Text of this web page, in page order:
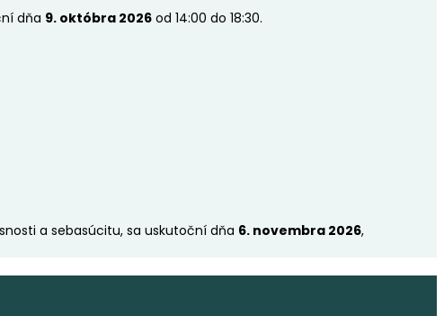
dňa 9. októbra 2026od 14:00 do 18:30.
a sebasúcitu, sa uskutoční dňa 6. novembra 2026,